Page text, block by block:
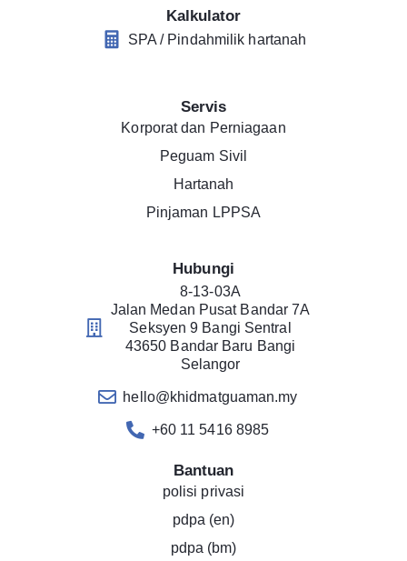
Kalkulator
SPA / Pindahmilik hartanah
Servis
Korporat dan Perniagaan
Peguam Sivil
Hartanah
Pinjaman LPPSA
Hubungi
8-13-03A
Jalan Medan Pusat Bandar 7A
Seksyen 9 Bangi Sentral
43650 Bandar Baru Bangi
Selangor
hello@khidmatguaman.my
+60 11 5416 8985
Bantuan
polisi privasi
pdpa (en)
pdpa (bm)